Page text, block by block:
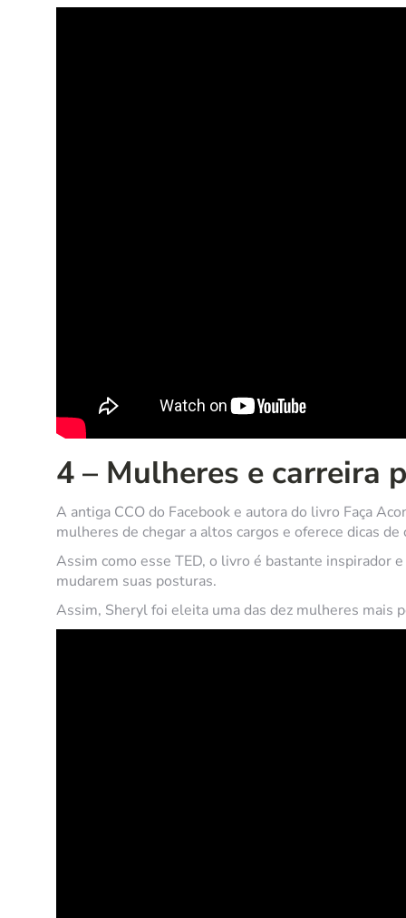
4 – Mulheres e carreira
A antiga CCO do Facebook e autora do livro Faça
mulheres de chegar a altos cargos e oferece dicas
Assim como esse TED, o livro é bastante inspirador
mudarem suas posturas.
Assim, Sheryl foi eleita uma das dez mulheres mais